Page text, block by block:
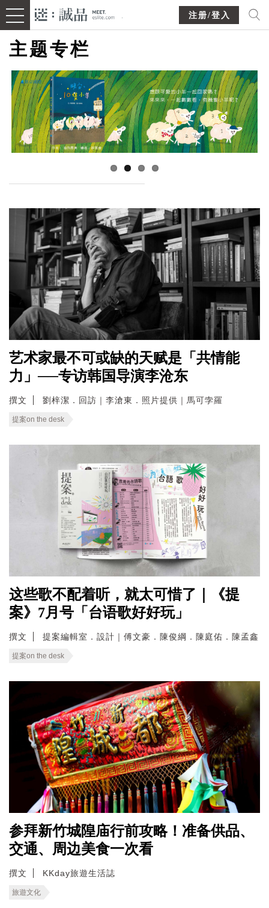
注册/登入
主题专栏
艺术家最不可或缺的天赋是「共情能
力」──专访韩国导演李沧东
撰文 劉梓潔．回訪｜李滄東．照片提供｜馬可孛羅
提案on the desk
这些歌不配着听，就太可惜了｜《提
案》7月号「台语歌好好玩」
撰文 提案編輯室．設計｜傅文豪．陳俊綱．陳庭佑．陳孟鑫
提案on the desk
参拜新竹城隍庙行前攻略！准备供品、
交通、周边美食一次看
撰文 KKday旅遊生活誌
旅遊文化